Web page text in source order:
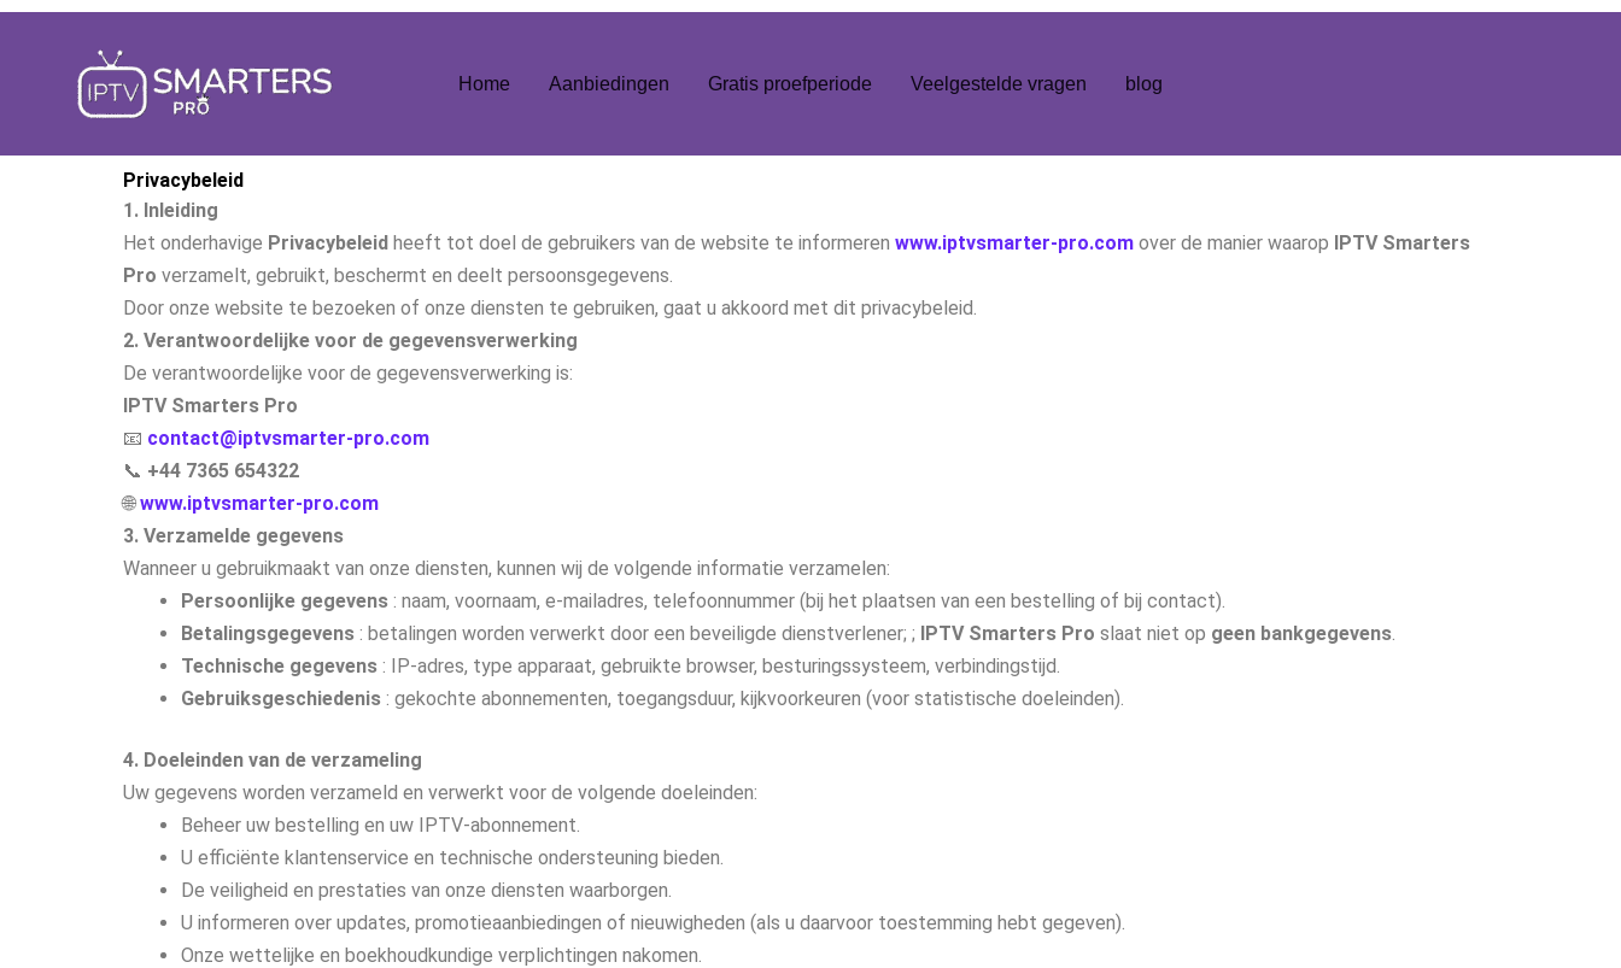
Home Aanbiedingen Gratis proefperiode Veelgestelde vragen blog
Privacybeleid
1. Inleiding
Het onderhavige Privacybeleid heeft tot doel de gebruikers van de website te informeren www.iptvsmarter-pro.com over de manier waarop IPTV Smarters
Pro verzamelt, gebruikt, beschermt en deelt persoonsgegevens.
Door onze website te bezoeken of onze diensten te gebruiken, gaat u akkoord met dit privacybeleid.
2. Verantwoordelijke voor de gegevensverwerking
De verantwoordelijke voor de gegevensverwerking is:
IPTV Smarters Pro
📧 contact@iptvsmarter-pro.com
📞 +44 7365 654322
🌐www.iptvsmarter-pro.com
3. Verzamelde gegevens
Wanneer u gebruikmaakt van onze diensten, kunnen wij de volgende informatie verzamelen:
Persoonlijke gegevens : naam, voornaam, e-mailadres, telefoonnummer (bij het plaatsen van een bestelling of bij contact).
Betalingsgegevens : betalingen worden verwerkt door een beveiligde dienstverlener; ; IPTV Smarters Pro slaat niet op geen bankgegevens.
Technische gegevens : IP-adres, type apparaat, gebruikte browser, besturingssysteem, verbindingstijd.
Gebruiksgeschiedenis : gekochte abonnementen, toegangsduur, kijkvoorkeuren (voor statistische doeleinden).
4. Doeleinden van de verzameling
Uw gegevens worden verzameld en verwerkt voor de volgende doeleinden:
Beheer uw bestelling en uw IPTV-abonnement.
U efficiënte klantenservice en technische ondersteuning bieden.
De veiligheid en prestaties van onze diensten waarborgen.
U informeren over updates, promotieaanbiedingen of nieuwigheden (als u daarvoor toestemming hebt gegeven).
Onze wettelijke en boekhoudkundige verplichtingen nakomen.